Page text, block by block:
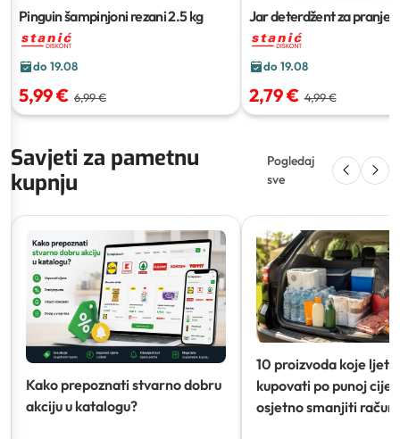
Pinguin šampinjoni rezani2.5 kg
do 19.08
5,99 € 6,99 €
Jar deterdžent za pranje
ml
do 19.08
2,79 € 4,99 €
Savjeti za pametnu
kupnju
Pogledaj
sve
Kako prepoznati stvarno dobru
akciju u katalogu?
10 proizvoda koje ljeti
kupovati po punoj
osjetno smanjiti račun)